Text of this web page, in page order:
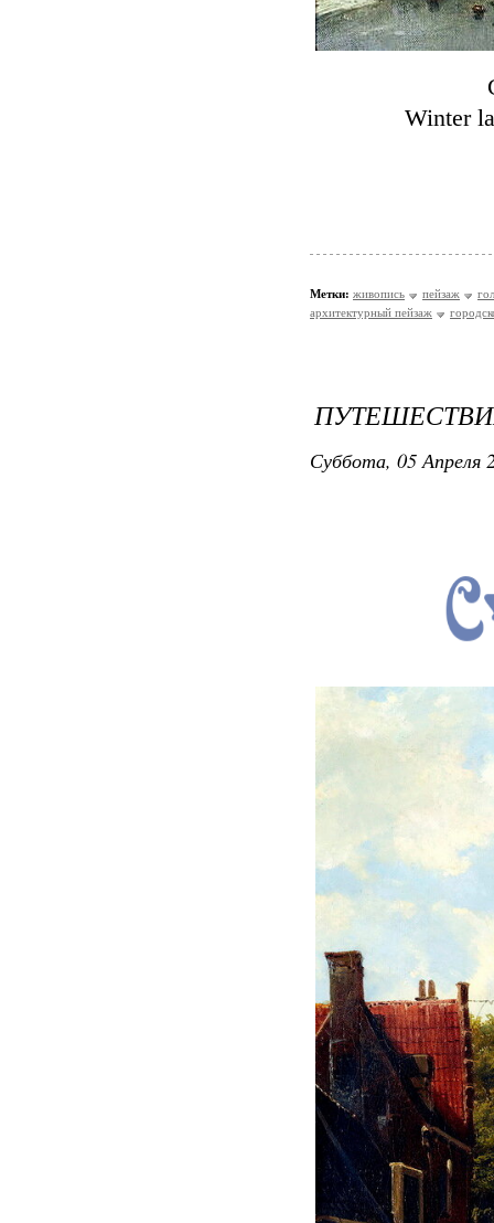
Winter
Метки: живопись пейзаж
архитектурный пейзаж
Суббота, 05 Апреля